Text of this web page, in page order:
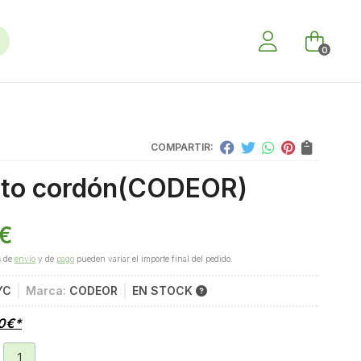
0
COMPARTIR:
cordón(CODEOR)
de envío y de pago pueden variar el importe final del pedido.
Marca: CODEOR EN STOCK
€*